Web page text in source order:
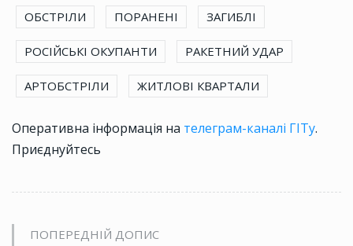
ОБСТРІЛИ ПОРАНЕНІ ЗАГИБЛІ
РОСІЙСЬКІ ОКУПАНТИ РАКЕТНИЙ УДАР
АРТОБСТРІЛИ ЖИТЛОВІ КВАРТАЛИ
Оперативна інформація на телеграм-каналі ГІТу.
Приєднуйтесь
ПОПЕРЕДНІЙ ДОПИС